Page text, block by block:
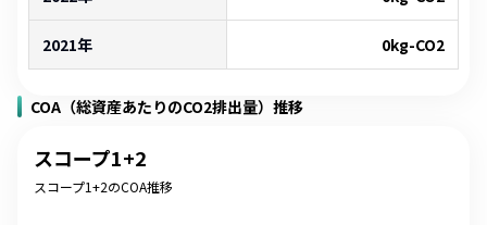
2021年 0kg-CO2
COA（総資産あたりのCO2排出量）推移
スコープ1+2
スコープ1+2のCOA推移